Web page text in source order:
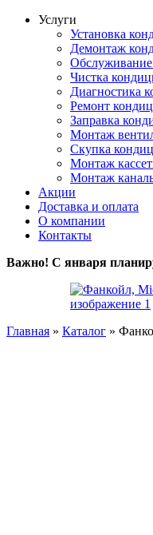
Услуги
Установка
Демонтаж
Чистка
Диагностика
Ремонт
Заправка
Монтаж
Скупка
Монтаж
Монтаж
Акции
Доставка и оплата
О компании
Контакты
Важно! С января
Главная » Каталог »